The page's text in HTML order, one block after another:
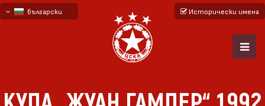
български
Исторически имена